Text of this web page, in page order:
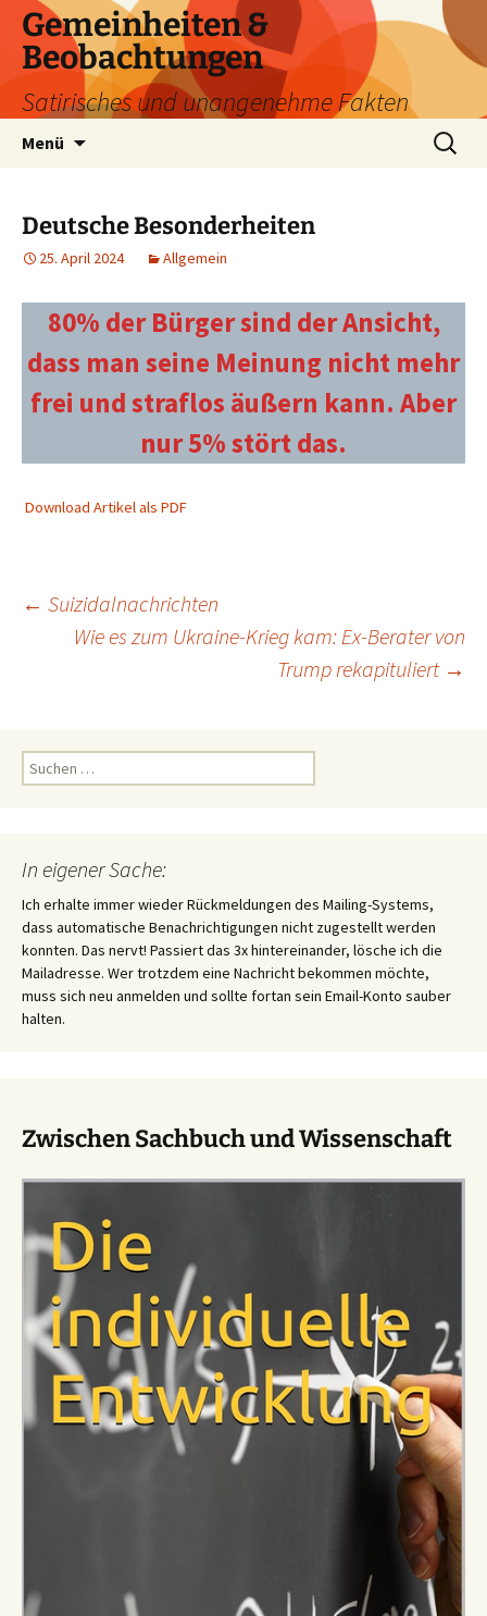
Zum
Inhalt
springen
Gemeinheiten &
Beobachtungen
Satirisches und unangenehme Fakten
Menü
Suchen
nach:
Deutsche Besonderheiten
25. April 2024 Allgemein
80% der Bürger sind der Ansicht,
dass man seine Meinung nicht mehr
frei und straflos äußern kann. Aber
nur 5% stört das.
Download Artikel als PDF
Beitragsnavigation
← Suizidalnachrichten
Wie es zum Ukraine-Krieg kam: Ex-Berater von
Trump rekapituliert →
Suchen
nach:
In eigener Sache:
Ich erhalte immer wieder Rückmeldungen des Mailing-Systems,
dass automatische Benachrichtigungen nicht zugestellt werden
konnten. Das nervt! Passiert das 3x hintereinander, lösche ich die
Mailadresse. Wer trotzdem eine Nachricht bekommen möchte,
muss sich neu anmelden und sollte fortan sein Email-Konto sauber
halten.
Zwischen Sachbuch und Wissenschaft